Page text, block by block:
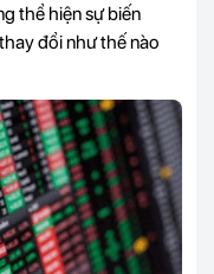
thể hiện sự biến
đổi như thế nào